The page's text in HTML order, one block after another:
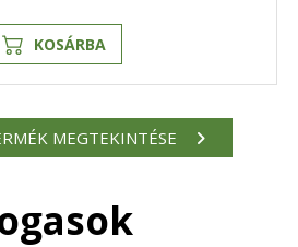
KOSÁRBA
MEGTEKINTÉSE